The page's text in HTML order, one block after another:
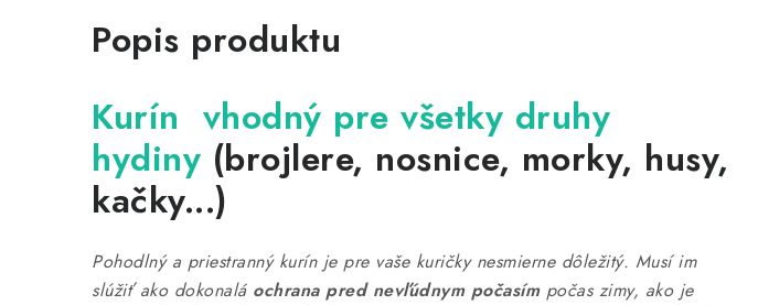
Popis produktu
Kurín vhodný pre všetky druhy
hydiny (brojlere, nosnice, morky, husy,
kačky...)
Pohodlný a priestranný kurín je pre vaše kuričky nesmierne dôležitý. Musí im
slúžiť ako dokonalá ochrana pred nevľúdnym počasímpočas zimy, ako je